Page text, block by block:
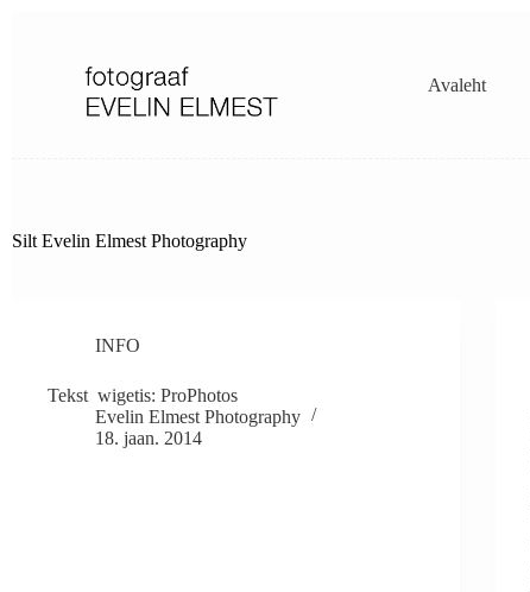
Avaleht
Silt Evelin Elmest Photography
INFO
Tekst wigetis: ProPhotos
Evelin Elmest Photography
18. jaan. 2014